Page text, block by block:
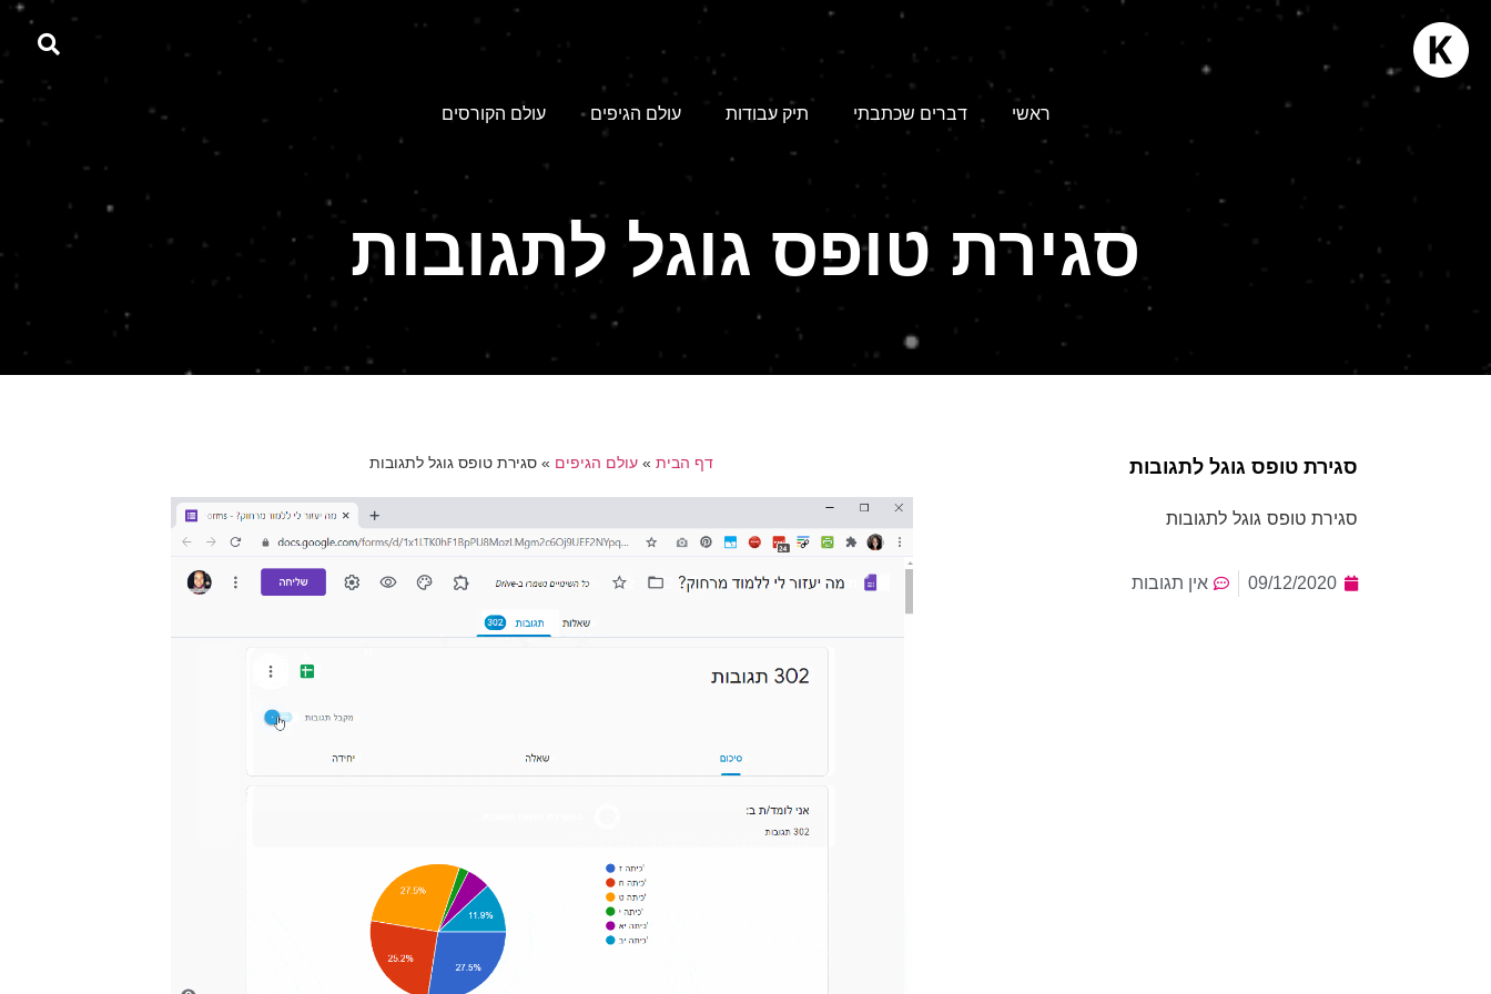
ראשי דברים שכתבתי תיק עבודות עולם הגיפים עולם הקורסים
סגירת טופס גוגל לתגובות
סגירת טופס גוגל לתגובות
סגירת טופס גוגל לתגובות
09/12/2020 אין תגובות
דף הבית» עולם הגיפים » סגירת טופס גוגל לתגובות